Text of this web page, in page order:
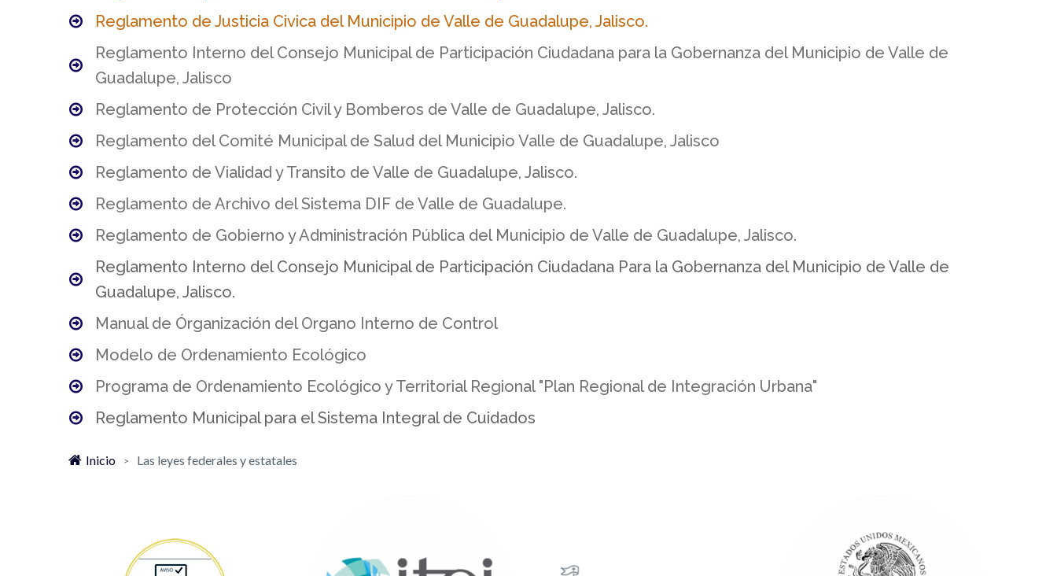
Reglamento de Justicia Civica del Municipio de Valle de Guadalupe, Jalisco.
Reglamento Interno del Consejo Municipal de Participación Ciudadana para la Gobernanza del Municipio de Valle de
Guadalupe, Jalisco
Reglamento de Protección Civil y Bomberos de Valle de Guadalupe, Jalisco.
Reglamento del Comité Municipal de Salud del Municipio Valle de Guadalupe, Jalisco
Reglamento de Vialidad y Transito de Valle de Guadalupe, Jalisco.
Reglamento de Archivo del Sistema DIF de Valle de Guadalupe.
Reglamento de Gobierno y Administración Pública del Municipio de Valle de Guadalupe, Jalisco.
Reglamento Interno del Consejo Municipal de Participación Ciudadana Para la Gobernanza del Municipio de Valle de
Guadalupe, Jalisco.
Manual de Órganización del Organo Interno de Control
Modelo de Ordenamiento Ecológico
Programa de Ordenamiento Ecológico y Territorial Regional "Plan Regional de Integración Urbana"
Reglamento Municipal para el Sistema Integral de Cuidados
Inicio > Las leyes federales y estatales